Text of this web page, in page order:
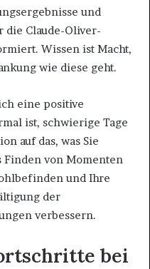
und
die Claude-Oliver-
Wissen ist Macht,
wie diese geht.
eine positive
ist, schwierige Tage
auf das, was Sie
von Momenten
und Ihre
der
verbessern.
bei